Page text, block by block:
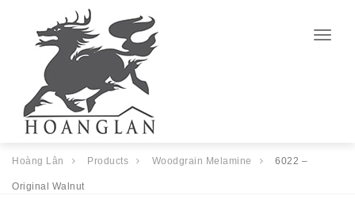
Hoàng Lân Products Woodgrain Melamine 6022 –
Original Walnut